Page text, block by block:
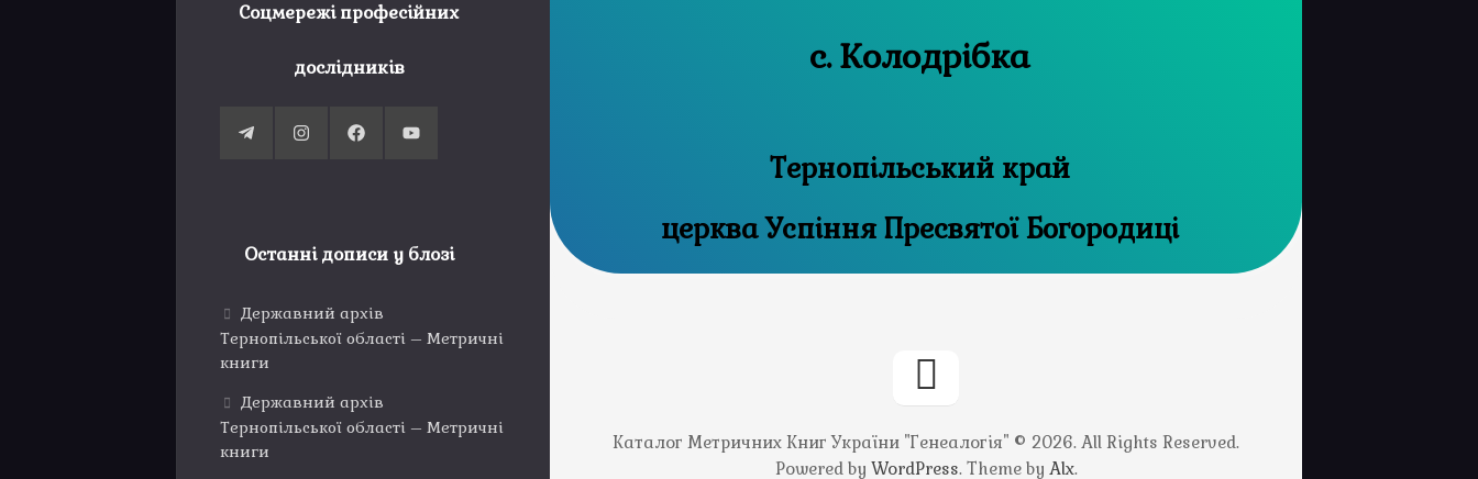
Соцмережі професійних
дослідників
Останні дописи у блозі
Державний архів
Тернопільської області – Метричні
книги
Державний архів
Тернопільської області – Метричні
книги
с. Колодрібка
Тернопільський край
церква Успіння Пресвятої Богородиці
Каталог Метричних Книг України "Генеалогія" © 2026. All Rights Reserved.
Powered by WordPress. Theme by Alx.